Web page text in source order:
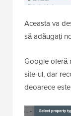
Aceasta va
să adăugați
Google oferă
site-ul, dar
deoarece